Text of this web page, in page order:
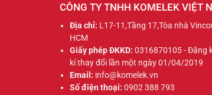
CÔNG TY TNHH KOMELEK VIỆT
Địa chỉ: L17-11,Tầng 17,Tòa nhà
HCM
Giấy phép ĐKKD: 0316870105 - Đăng
kí thay đổi lần một ngày 01/04/2019
Email: info@komelek.vn
Số điện thoại: 0902 388 793